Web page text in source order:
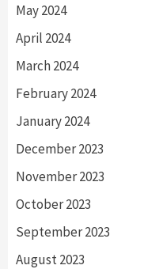
May 2024
April 2024
March 2024
February 2024
January 2024
December 2023
November 2023
October 2023
September 2023
August 2023